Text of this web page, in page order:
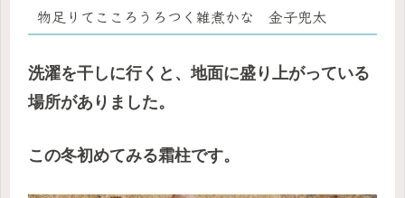
物足りてこころうろつく雑煮かな 金子兜太
洗濯を干しに行くと、地面に盛り上がっている
場所がありました。
この冬初めてみる霜柱です。